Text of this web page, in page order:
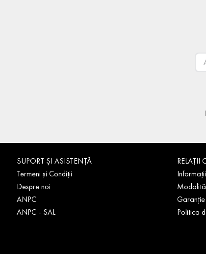
SUPORT ȘI ASISTENȚĂ
Termeni și Condiții
Despre noi
ANPC
ANPC - SAL
RELAȚII
Garanție
Politica